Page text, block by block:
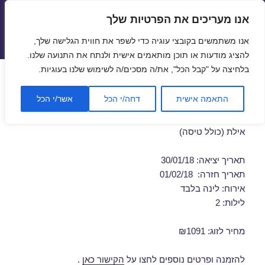
אנו מעריכים את הפרטיות שלך
אנו משתמשים בקובצי עוגיה כדי לשפר את חווית הגלישה שלך,
להציג מודעות או תוכן מותאמים אישית ולנתח את התנועה שלנו.
בלחיצה על "קבל הכל", את/ה מסכים/ה לשימוש שלנו בעוגיות.
התאמה אישית דחה/י הכל אשר/י הכל
תפריטים
ווידג'טים
דילים לאילת בינואר 30/01/2018
אילת (כולל טיסה)
תאריך יציאה: 30/01/18
תאריך חזרה: 01/02/18
אירוח: לינה בלבד
לילות: 2
מחיר לזוג: ₪1091
להזמנה ופרטים נוספים לחצו על הקישור כאן .